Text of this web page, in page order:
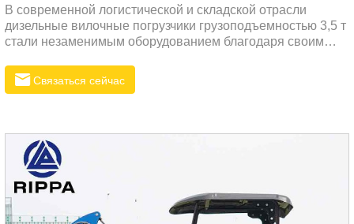
В современной логистической и складской отрасли
дизельные вилочные погрузчики грузоподъемностью 3,5 т
стали незаменимым оборудованием благодаря своим
взять в качестве примера R535N, то этот вилочный
погрузчик имеет рабочий вес 3500 кг, номинальную
различных тяжелых операций.
Связаться сейчас